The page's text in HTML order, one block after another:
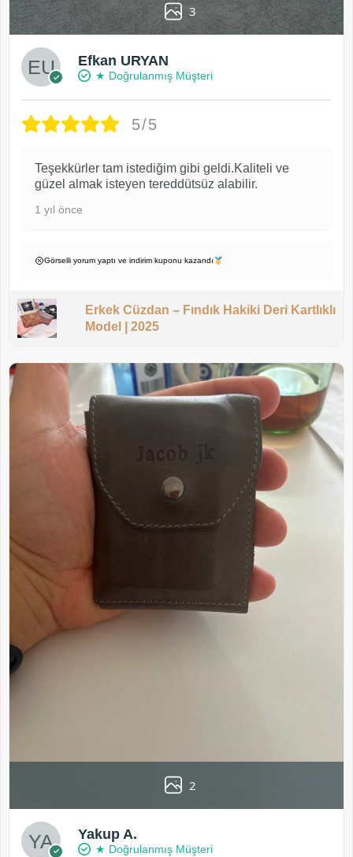
3
Efkan URYAN
★ Doğrulanmış Müşteri
5/5
Teşekkürler tam istediğim gibi geldi.Kaliteli ve
güzel almak isteyen tereddütsüz alabilir.
1 yıl önce
Görselli yorum yaptı ve indirim kuponu kazandı
Erkek Cüzdan – Fındık Hakiki Deri Kartlıklı
Model | 2025
2
Yakup A.
★ Doğrulanmış Müşteri